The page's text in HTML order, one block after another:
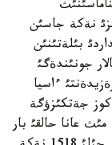
دالةل. سذرالعانداردئث 45 پايئزئ نةكة جاسئن
بئلةتئنئن
جونئندةگئ
ءاسيا
جةتكئزؤگة
بولادئ. ونئث ايتؤئنشا، الماتئ وبلئسئنئث 300 مئث عانا حالقئ بار